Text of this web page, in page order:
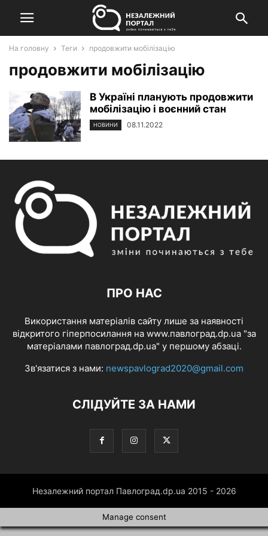
На головну Теги продовжити мобілізацію
продовжити мобілізацію
В Україні планують продовжити
мобілізацію і воєнний стан
НОВИНИ 08.11.2022
ПРО НАС
Використання матеріалів сайту лише за наявності
відкритого гіперпосилання на www.павлоград.dp.ua "за
матеріалами павлоград.dp.ua" у першому абзаці.
Зв'язатися з нами: newspavlograd2020@gmail.com
СЛІДУЙТЕ ЗА НАМИ
Незалежний портал Павлоград.dp.ua 2015 - 2026
Manage consent